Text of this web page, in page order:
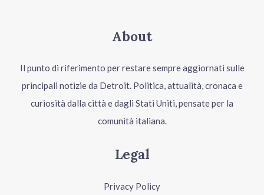
About
Il punto di riferimento per restare sempre aggiornati sulle
principali notizie da Detroit. Politica, attualità, cronaca e
curiosità dalla città e dagli Stati Uniti, pensate per la
comunità italiana.
Legal
Privacy Policy